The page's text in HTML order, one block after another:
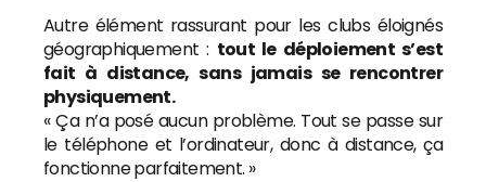
Autre élément rassurant pour les clubs éloignés
géographiquement : tout le déploiement s’est
fait à distance, sans jamais se rencontrer
physiquement.
« Ça n’a posé aucun problème. Tout se passe sur
le téléphone et l’ordinateur, donc à distance, ça
fonctionne parfaitement. »